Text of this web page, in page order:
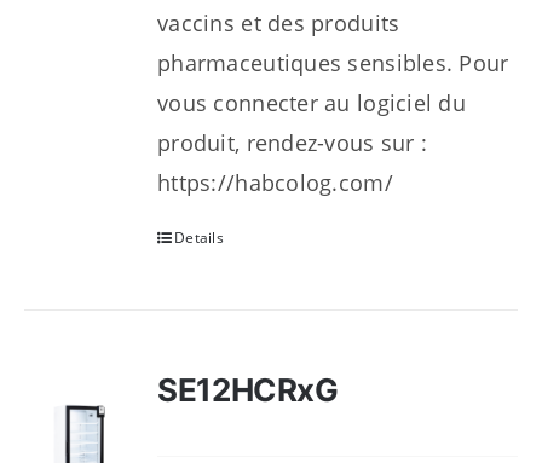
vaccins et des produits
pharmaceutiques sensibles. Pour
vous connecter au logiciel du
produit, rendez-vous sur :
https://habcolog.com/
Details
SE12HCRxG